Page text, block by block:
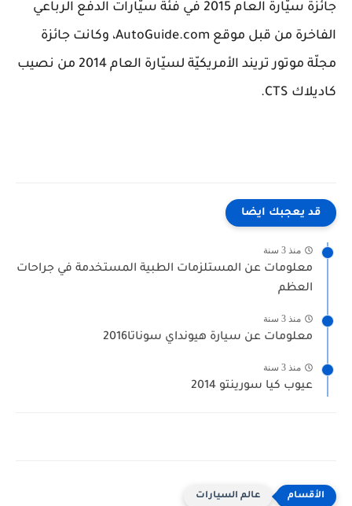
جائزة سيّارة العام 2015 في فئة سيّارات الدفع الرباعي
الفاخرة من قبل موقع AutoGuide.com، وكانت جائزة
مجلّة موتور تريند الأمريكيّة لسيّارة العام 2014 من نصيب
كاديلاك CTS.
قد يعجبك ايضا
منذ 3 سنة
معلومات عن المستلزمات الطبية المستخدمة في جراحات
العظم
منذ 3 سنة
معلومات عن سيارة هيونداي سوناتا2016
منذ 3 سنة
عيوب كيا سورينتو 2014
عالم السيارات